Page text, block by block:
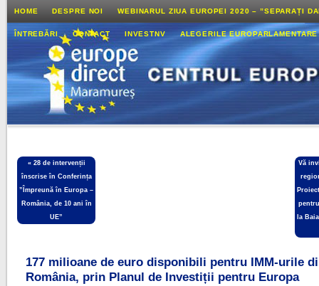
HOME DESPRE NOI WEBINARUL ZIUA EUROPEI 2020 – ”SEPARAȚI
ÎNTREBĂRI CONTACT INVESTNV ALEGERILE
« 28 de intervenții
înscrise în Conferința
”Împreună în Europa –
România, de 10 ani în
UE”
Vă
la
177 milioane de euro disponibili pentru IMM-urile
România, prin Planul de Investiții pentru Europa